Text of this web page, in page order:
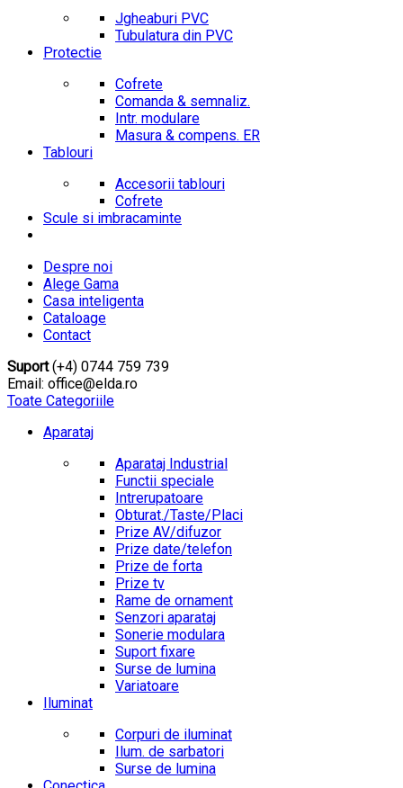
Jgheaburi PVC
Tubulatura din PVC
Protectie
Cofrete
Comanda & semnaliz.
Intr. modulare
Masura & compens. ER
Tablouri
Accesorii tablouri
Cofrete
Scule si imbracaminte
Despre noi
Alege Gama
Casa inteligenta
Cataloage
Contact
Suport(+4) 0744 759 739
Email: office@elda.ro
Toate Categoriile
Aparataj
Aparataj Industrial
Functii speciale
Intrerupatoare
Obturat./Taste/Placi
Prize AV/difuzor
Prize date/telefon
Prize de forta
Prize tv
Rame de ornament
Senzori aparataj
Sonerie modulara
Suport fixare
Surse de lumina
Variatoare
Iluminat
Corpuri de iluminat
Ilum. de sarbatori
Surse de lumina